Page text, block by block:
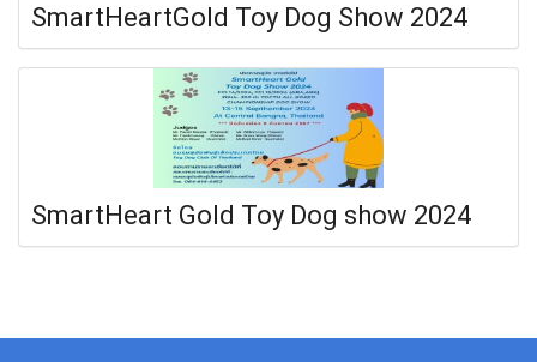
SmartHeartGold Toy Dog Show 2024
SmartHeart Gold Toy Dog show 2024